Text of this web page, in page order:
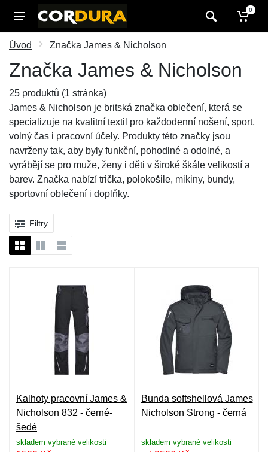
0
Úvod Značka James & Nicholson
Značka James & Nicholson
25 produktů (1 stránka)
James & Nicholson je britská značka oblečení, která se
specializuje na kvalitní textil pro každodenní nošení, sport,
volný čas i pracovní účely. Produkty této značky jsou
navrženy tak, aby byly funkční, pohodlné a odolné, a
vyrábějí se pro muže, ženy i děti v široké škále velikostí a
barev. Značka nabízí trička, polokošile, mikiny, bundy,
sportovní oblečení i doplňky.
Filtry
Kalhoty pracovní James &
Nicholson 832 - černé-
šedé
skladem vybrané velikosti
Bunda softshellová James
Nicholson Strong - černá
skladem vybrané velikosti